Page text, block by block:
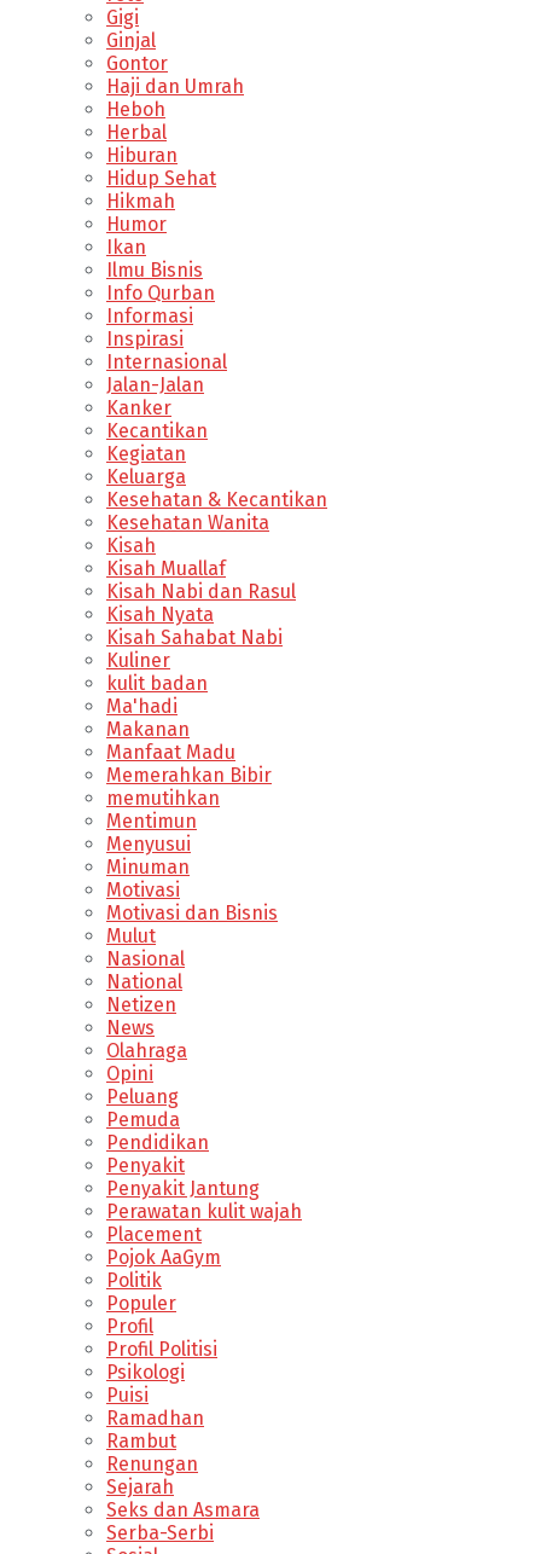
Gigi
Ginjal
Gontor
Haji dan Umrah
Heboh
Herbal
Hiburan
Hidup Sehat
Hikmah
Humor
Ikan
Ilmu Bisnis
Info Qurban
Informasi
Inspirasi
Internasional
Jalan-Jalan
Kanker
Kecantikan
Kegiatan
Keluarga
Kesehatan & Kecantikan
Kesehatan Wanita
Kisah
Kisah Muallaf
Kisah Nabi dan Rasul
Kisah Nyata
Kisah Sahabat Nabi
Kuliner
kulit badan
Ma'hadi
Makanan
Manfaat Madu
Memerahkan Bibir
memutihkan
Mentimun
Menyusui
Minuman
Motivasi
Motivasi dan Bisnis
Mulut
Nasional
National
Netizen
News
Olahraga
Opini
Peluang
Pemuda
Pendidikan
Penyakit
Penyakit Jantung
Perawatan kulit wajah
Placement
Pojok AaGym
Politik
Populer
Profil
Profil Politisi
Psikologi
Puisi
Ramadhan
Rambut
Renungan
Sejarah
Seks dan Asmara
Serba-Serbi